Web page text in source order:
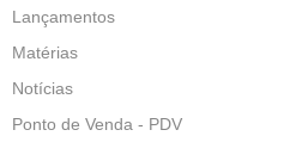
Lançamentos
Matérias
Notícias
Ponto de Venda - PDV